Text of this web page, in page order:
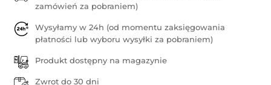
zamówień za pobraniem)
Wysyłamy w 24h (od momentu zaksięgowania
płatności lub wyboru wysyłki za pobraniem)
Produkt dostępny na magazynie
Zwrot do 30 dni